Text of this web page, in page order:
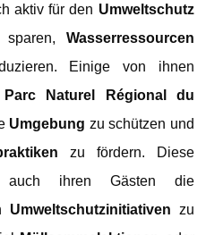
aktiv für den Umweltschutz
Wasserressourcen
Einige von ihnen
Parc Naturel Régional du
Umgebung zu schützen und
zu fördern. Diese
ihren Gästen die
Umweltschutzinitiativen zu